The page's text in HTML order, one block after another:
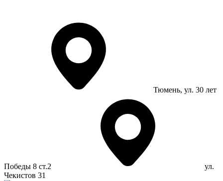
Тюмень, ул. 30 лет
Победы 8 ст.2
ул.
Чекистов 31